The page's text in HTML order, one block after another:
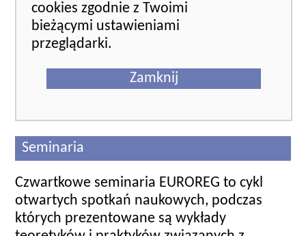
cookies zgodnie z Twoimi
bieżącymi ustawieniami
przeglądarki.
Zamknij
Seminaria
Czwartkowe seminaria EUROREG to cykl
otwartych spotkań naukowych, podczas
których prezentowane są wykłady